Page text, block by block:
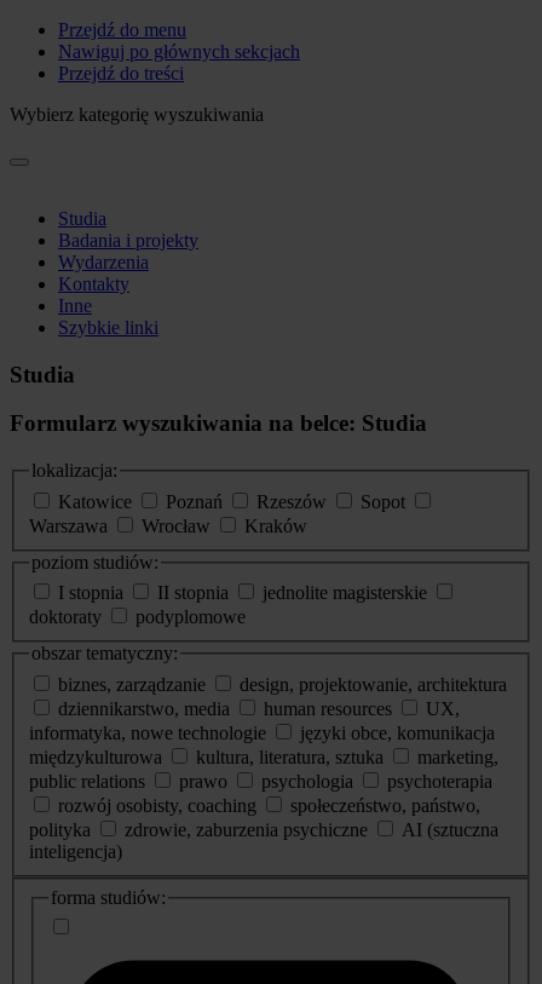
Przejdź do menu
Nawiguj po głównych sekcjach
Przejdź do treści
Wybierz kategorię wyszukiwania
Studia
Badania i projekty
Wydarzenia
Kontakty
Inne
Szybkie linki
Studia
Formularz wyszukiwania na belce: Studia
lokalizacja:
Katowice
Poznań Rzeszów
Sopot
Warszawa
Wrocław
Kraków
poziom studiów:
I stopnia
II stopnia
jednolite magisterskie
doktoraty
podyplomowe
obszar tematyczny:
biznes, zarządzanie
design, projektowanie, architektura
dziennikarstwo, media
human resources
UX,
informatyka, nowe technologie
języki obce, komunikacja
międzykulturowa
kultura, literatura, sztuka
marketing,
public relations
prawo psychologia
psychoterapia
rozwój osobisty, coaching
społeczeństwo, państwo,
polityka
zdrowie, zaburzenia psychiczne
AI (sztuczna
inteligencja)
dodatkowe
informacje
forma studiów: